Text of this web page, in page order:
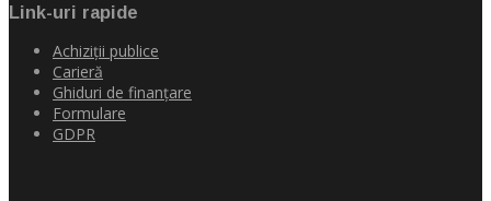
Link-uri rapide
Achiziţii publice
Carieră
Ghiduri de finanţare
Formulare
GDPR